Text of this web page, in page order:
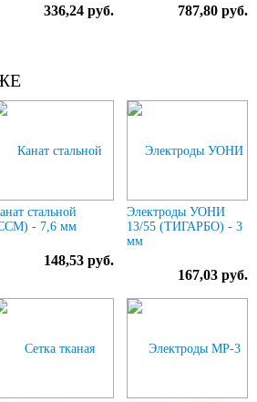
336,24 руб. 787,80 руб.
стальной
- 7,6 мм
148,53 руб.
Электроды УОНИ
13/55 (ТИГАРБО) - 3
мм
167,03 руб.